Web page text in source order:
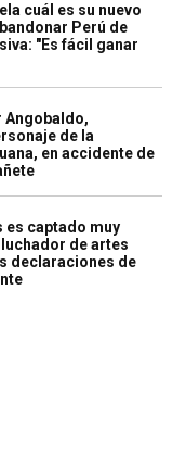
cuál es su nuevo
Perú de
"Es fácil ganar
Angobaldo,
de la
en accidente de
es captado muy
de artes
declaraciones de